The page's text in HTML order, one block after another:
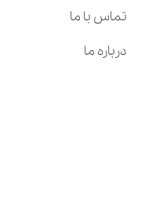
تماس با ما
درباره ما